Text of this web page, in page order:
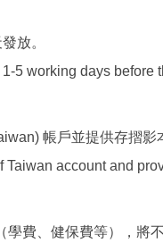
放。
5 working days before
帳戶並提供存摺影
account and
費、健保費等），將